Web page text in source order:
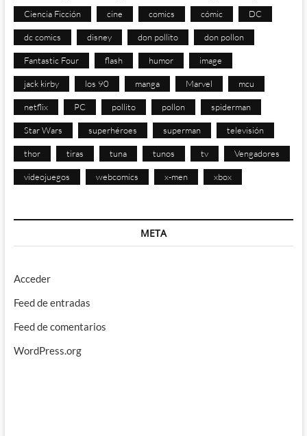
Ciencia Ficción cine comics cómic DC
dc comics disney don pollito don pollon
Fantastic Four flash humor image
jack kirby los 90 manga Marvel mcu
netflix PC pollito pollon spiderman
Star Wars superhéroes superman televisión
thor tiras tuna tunos tv Vengadores
videojuegos webcomics x-men xbox
META
Acceder
Feed de entradas
Feed de comentarios
WordPress.org